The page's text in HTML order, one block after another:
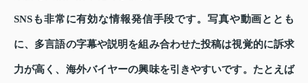
SNSも非常に有効な情報発信手段です。写真や動画ととも
に、多言語の字幕や説明を組み合わせた投稿は視覚的に訴求
力が高く、海外バイヤーの興味を引きやすいです。たとえば